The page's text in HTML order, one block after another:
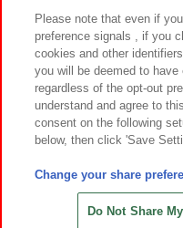
カスタマーハラスメント対応
©Bandai
©Bandai
©HANAYASHIKI
Please note that even if
preference signals , if you
cookies and other
you will be deemed to
regardless of the opt-out
understand and agree to
consent on the following
below, then click 'Save
Change your share
Do Not Share